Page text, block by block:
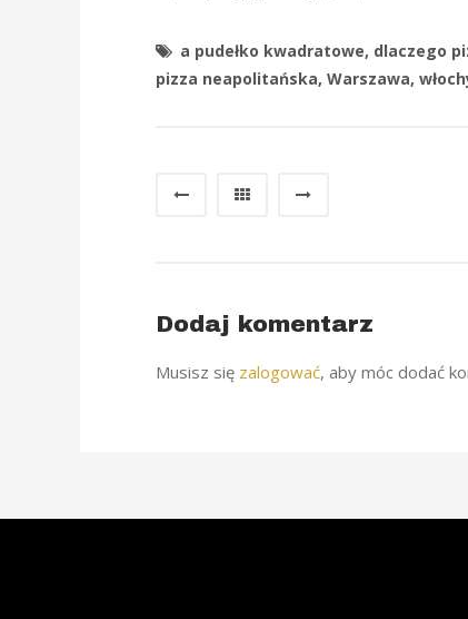
a pudełko kwadratowe, dlaczego
pizza neapolitańska,Warszawa,
Dodaj komentarz
Musisz się zalogować, aby móc dodać